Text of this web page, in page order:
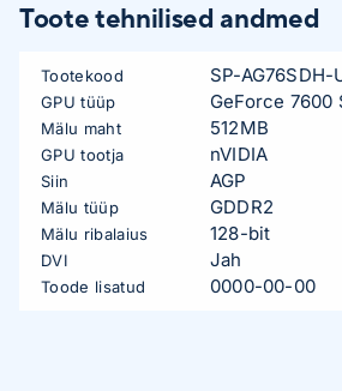
Toote tehnilised andmed
Tootekood SP-AG76SDH-
GPU tüüp GeForce 7600
Mälu maht 512MB
GPU tootja nVIDIA
Siin AGP
Mälu tüüp GDDR2
Mälu ribalaius 128-bit
DVI Jah
Toode lisatud 0000-00-00